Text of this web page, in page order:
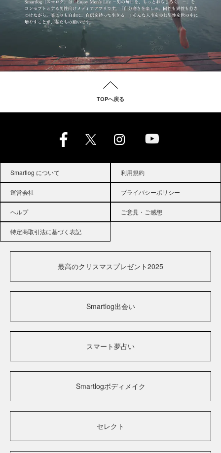
TOPへ戻る
Smartlog について 利用規約
運営会社 プライバシーポリシー
ヘルプ ご意見・ご感想
特定商取引法に基づく表記
最高のクリスマスプレゼント2025
Smartlog出会い
スマート夢占い
Smartlogボディメイク
セレクト